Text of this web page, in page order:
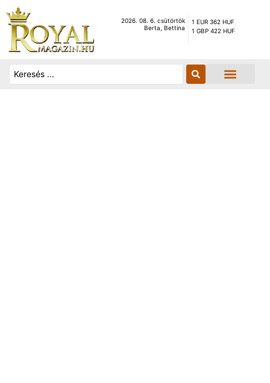
2026. 08. 6. csütörtök
Berta, Bettina
1 EUR 362 HUF
1 GBP 422 HUF